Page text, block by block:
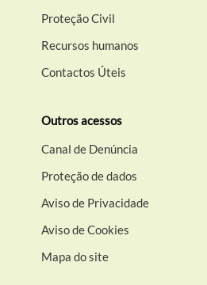
Proteção Civil
Recursos humanos
Contactos Úteis
Outros acessos
Canal de Denúncia
Proteção de dados
Aviso de Privacidade
Aviso de Cookies
Mapa do site